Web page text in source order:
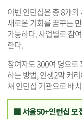
이번 인턴십은 총 8개
새로운 기회를 꿈꾸는
가능하다. 사업별로 참
한다.
참여자도 300여 명으로
하는 방법, 인생2막 커
쳐 인턴십 기관으로 배
■ 서울50+인턴십 모